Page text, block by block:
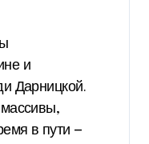
и
Дарницкой.
в пути —